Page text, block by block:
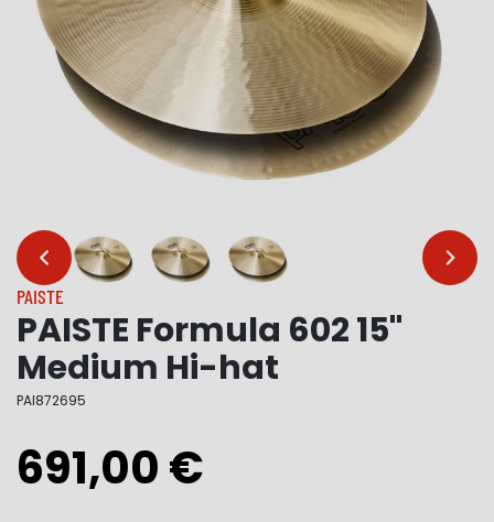
… …
PAISTE
PAISTE Formula 602 15"
Medium Hi-hat
PAI872695
691,00 €